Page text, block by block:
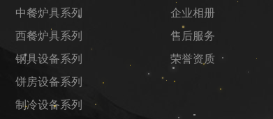
中餐炉具系列
西餐炉具系列
钢具设备系列
饼房设备系列
制冷设备系列
企业相册
售后服务
荣誉资质